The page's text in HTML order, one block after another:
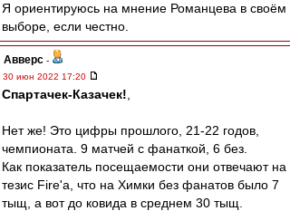
Я ориентируюсь на мнение Романцева в своём
выборе, если честно.
Авверс -
30 июн 2022 17:20
Спартачек-Казачек!
Нет же! Это цифры прошлого, 21-22 годов,
чемпионата. 9 матчей с фанаткой, 6 без.
Как показатель посещаемости они отвечают на
тезис Fire'a, что на Химки без фанатов было 7
тыщ, а вот до ковида в среднем 30 тыщ.